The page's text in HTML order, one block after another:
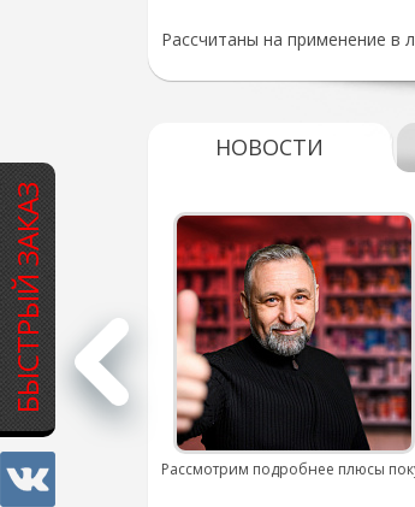
БЫСТРЫЙ ЗАКАЗ
Рассчитаны на применение в
НОВОСТИ
для
смены шин на
подробнее...
Рассмотрим подробнее плюсы